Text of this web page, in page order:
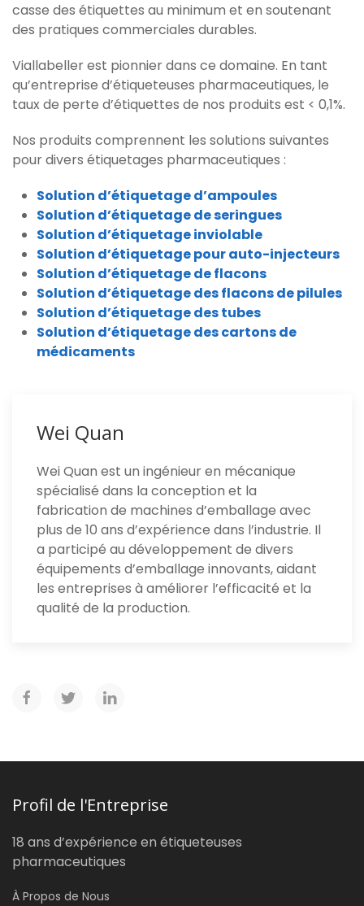
casse des étiquettes au minimum et en soutenant
des pratiques commerciales durables.
Viallabeller est pionnier dans ce domaine. En tant
qu’entreprise d’étiqueteuses pharmaceutiques, le
taux de perte d’étiquettes de nos produits est < 0,1%.
Nos produits comprennent les solutions suivantes
pour divers étiquetages pharmaceutiques :
Solution d’étiquetage d’ampoules
Solution d’étiquetage de seringues
Solution d’étiquetage inviolable
Solution d’étiquetage pour auto-injecteurs
Solution d’étiquetage de flacons
Solution d’étiquetage des flacons de pilules
Solution d’étiquetage des tubes
Solution d’étiquetage des cartons de
médicaments
Wei Quan
Wei Quan est un ingénieur en mécanique
spécialisé dans la conception et la
fabrication de machines d’emballage avec
plus de 10 ans d’expérience dans l’industrie. Il
a participé au développement de divers
équipements d’emballage innovants, aidant
les entreprises à améliorer l’efficacité et la
qualité de la production.
Profil de l'Entreprise
18 ans d’expérience en étiqueteuses
pharmaceutiques
À Propos de Nous